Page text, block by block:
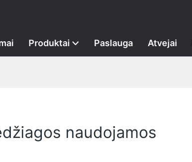
Produktai Paslauga Atvejai
naudojamos